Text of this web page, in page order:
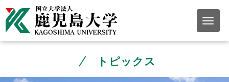
トピックス